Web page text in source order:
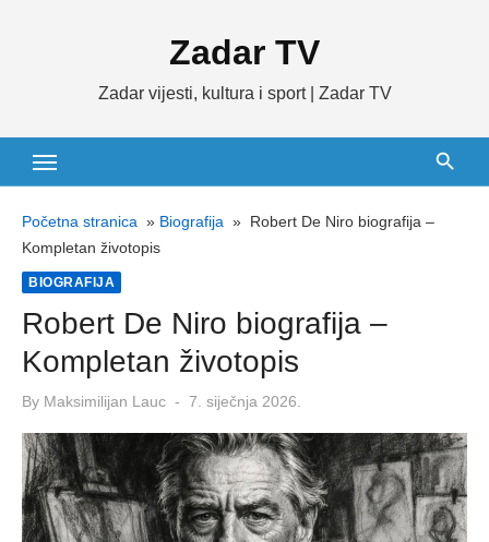
Zadar TV
Zadar vijesti, kultura i sport | Zadar TV
Početna stranica » Biografija » Robert De Niro biografija –
Kompletan životopis
BIOGRAFIJA
Robert De Niro biografija –
Kompletan životopis
By Maksimilijan Lauc
Posted
7. siječnja 2026.